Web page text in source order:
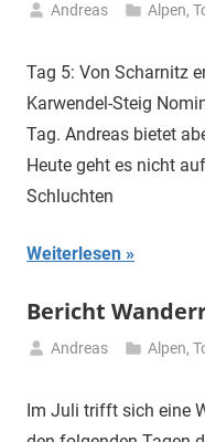
Juli
Andreas Alpen,
Tag 5: Von Scharnitz
Karwendel-Steig
Tag. Andreas bietet
Heute geht es nicht
Schluchten
Weiterlesen
Bericht
Juli
Andreas Alpen,
Im Juli trifft sich eine